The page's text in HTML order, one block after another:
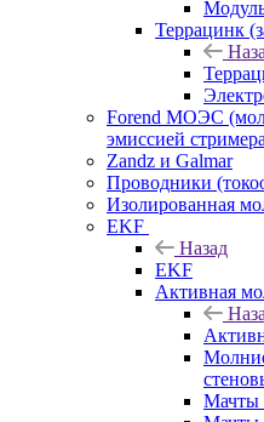
Террацинк
Forend МОЭС
эмиссией
Zandz и Galmar
Проводники
Изолированная
EKF
Назад
EKF
Активная